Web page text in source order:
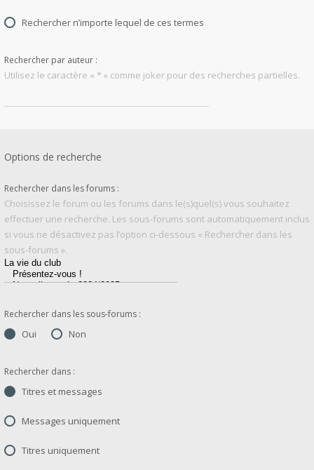
Rechercher n’importe lequel de ces termes
Rechercher par auteur :
Utilisez le caractère « * » comme joker pour des recherches partielles.
Options de recherche
Rechercher dans les forums :
Choisissez le forum ou les forums dans le(s)quel(s) vous souhaitez
effectuer une recherche. Les sous-forums sont automatiquement inclus
si vous ne désactivez pas l’option ci-dessous « Rechercher dans les
sous-forums ».
Rechercher dans les sous-forums :
Oui Non
Rechercher dans :
Titres et messages
Messages uniquement
Titres uniquement